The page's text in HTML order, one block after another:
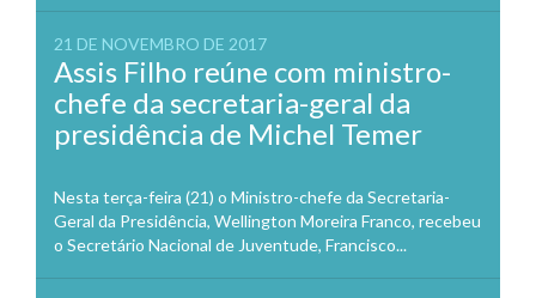
21 DE NOVEMBRO DE 2017
Assis Filho reúne com ministro-
chefe da secretaria-geral da
presidência de Michel Temer
Nesta terça-feira (21) o Ministro-chefe da Secretaria-
Geral da Presidência, Wellington Moreira Franco, recebeu
o Secretário Nacional de Juventude, Francisco...